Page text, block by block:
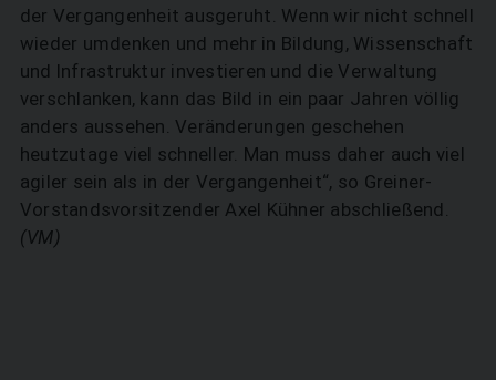
der Vergangenheit ausgeruht. Wenn wir nicht schnell
wieder umdenken und mehr in Bildung, Wissenschaft
und Infrastruktur investieren und die Verwaltung
verschlanken, kann das Bild in ein paar Jahren völlig
anders aussehen. Veränderungen geschehen
heutzutage viel schneller. Man muss daher auch viel
agiler sein als in der Vergangenheit“, so Greiner-
Vorstandsvorsitzender Axel Kühner abschließend.
(VM)